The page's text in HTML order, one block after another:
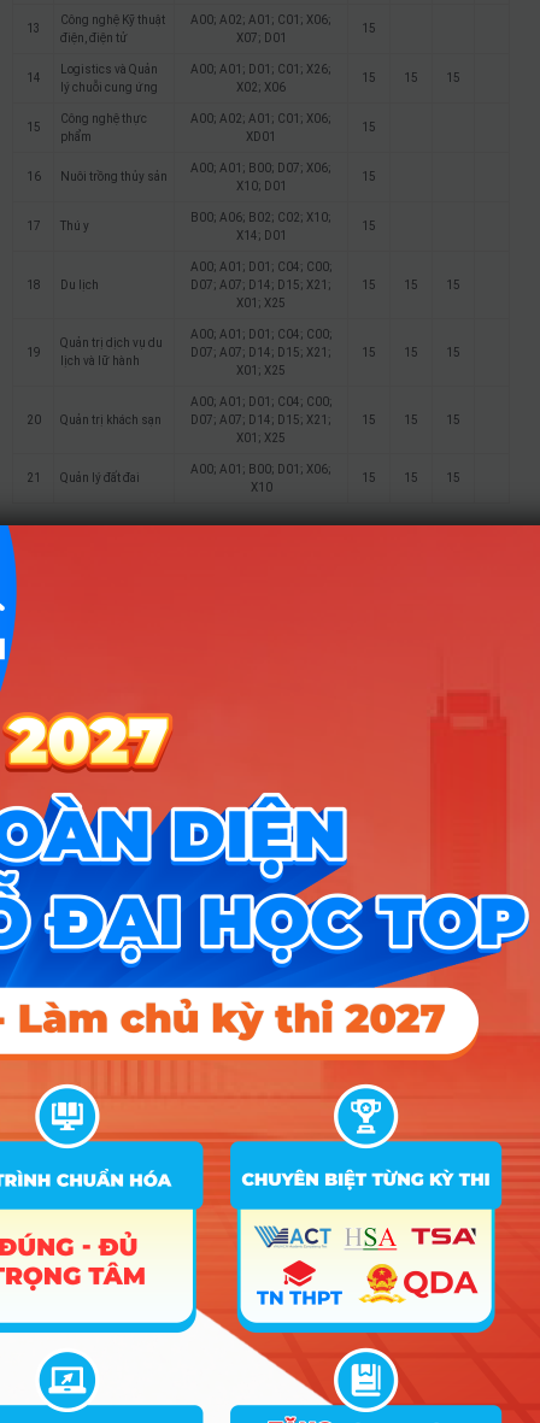
13
Công nghệ Kỹ thuật
điện, điện tử
A00; A02; A01; C01; X06;
X07; D01
15
14
Logistics và Quản
lý chuỗi cung ứng
A00; A01; D01; C01; X26;
X02; X06
15 15 15
15
Công nghệ thực
phẩm
A00; A02; A01; C01; X06;
XD01
15
16 Nuôi trồng thủy sản
A00; A01; B00; D07; X06;
X10; D01
15
17 Thú y
B00; A06; B02; C02; X10;
X14; D01
15
18 Du lịch
A00; A01; D01; C04; C00;
D07; A07; D14; D15; X21;
X01; X25
15 15 15
19
Quản trị dịch vụ du
lịch và lữ hành
A00; A01; D01; C04; C00;
D07; A07; D14; D15; X21;
X01; X25
15 15 15
20 Quản trị khách sạn
A00; A01; D01; C04; C00;
D07; A07; D14; D15; X21;
X01; X25
15 15 15
21 Quản lý đất đai
A00; A01; B00; D01; X06;
X10
15 15 15
Truyền thông đa
phương tiện
5 Quản trị kinh doanh
Marketing
A00; A01; D01; C04; X26;
A00; A01; D01; C04; X26;
X02; X06
8
Tài chính ngân
hàng
A00; A01; D01; C04; X26;
X02; X06
16.5 16.5 16.5
A00; A01; D01; C04; X26;
16.5 16.5
10 Luật kinh tế
C00; D14; D84; D66; D01;
X25; X78
19.5
tin
A00; A02; A01; C01; X06;
16.5
Công nghệ kỹ thuật
công trình xây
A00; A02; A01; C01; X06;
16.5
13 16.5
14
Logistics và Quản
lý chuỗi cung ứng
A00; A01; D01; C01; X26;
X02; X06
A00; A02; A01; C01; X06;
16.5
Nuôi trồng thủy sản
A00; A01; B00; D07; X06;
X10; D01
16.5
17 Thú y
B00; A06; B02; C02; X10;
X14; D01
16.5